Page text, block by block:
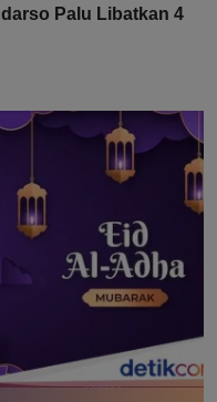
Palu Libatkan 4